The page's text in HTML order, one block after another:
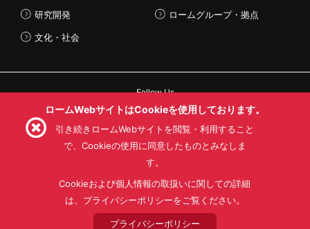
研究開発
文化・社会
ロームグループ・拠点
Follow Us
利用目的
プライバシーポリシー
サイトマップ
ローム製品の販売に関する標準契約条件書(PDF)
© 1997 - 2026 ROHM CO., LTD. ALL RIGHTS RESERVED.
ロームWebサイトはCookieを使用しております。
引き続きロームWebサイトを閲覧・利用すること
で、Cookieの使用に同意したものとみなしま
す。
Cookieおよび個人情報の取扱いに関しての詳細
は、プライバシーポリシーをご覧ください。
プライバシーポリシー